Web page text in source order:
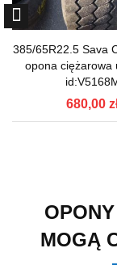
385/65R22.5 Sava
opona ciężarowa
680,00
MOGĄ